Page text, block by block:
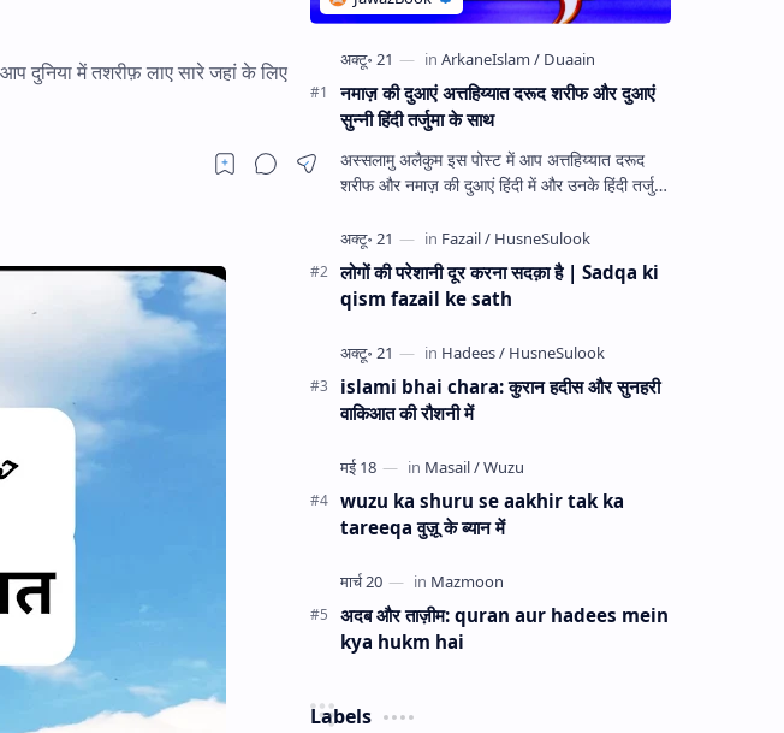
दुनिया में तशरीफ़ लाए सारे जहां के लिए
नमाज़ की दुआएं अत्तहिय्यात दरूद शरीफ और दुआएं
सुन्नी हिंदी तर्जुमा के साथ
अस्सलामु अलैकुम इस पोस्ट में आप अत्तहिय्यात दरूद
शरीफ और नमाज़ की दुआएं हिंदी में और उनके हिंदी तर्जुमा
लोगों की परेशानी दूर करना सदक़ा है | Sadqa ki
qism fazail ke sath
islami bhai chara: कुरान हदीस और सुनहरी
वाकिआत की रौशनी में
wuzu ka shuru se aakhir tak ka
tareeqa वुज़ू के ब्यान में
अदब और ताज़ीम: quran aur hadees mein
kya hukm hai
Labels